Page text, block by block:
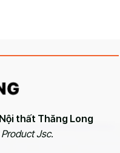
nhiên. Vì thế giá để
khá phù hợp.
thất Thăng Long
Jsc.